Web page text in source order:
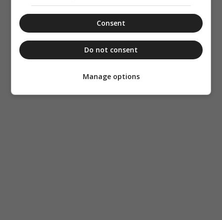
Consent
Do not consent
Manage options